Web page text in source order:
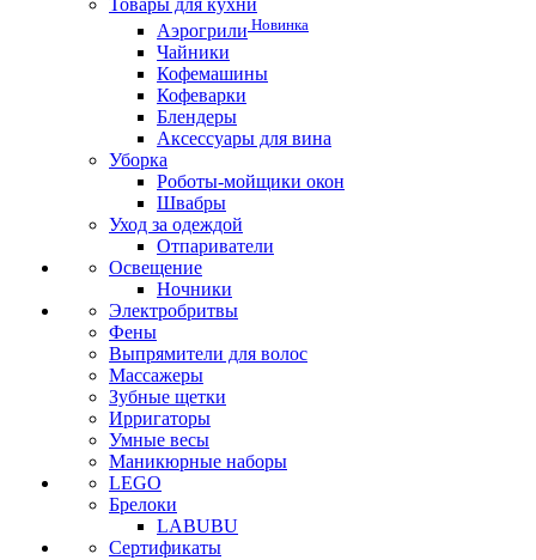
Товары для кухни
Аэрогрили Новинка
Чайники
Кофемашины
Кофеварки
Блендеры
Аксессуары для вина
Уборка
Роботы-мойщики окон
Швабры
Уход за одеждой
Отпариватели
Освещение
Ночники
Электробритвы
Фены
Выпрямители для волос
Массажеры
Зубные щетки
Ирригаторы
Умные весы
Маникюрные наборы
LEGO
Брелоки
LABUBU
Сертификаты